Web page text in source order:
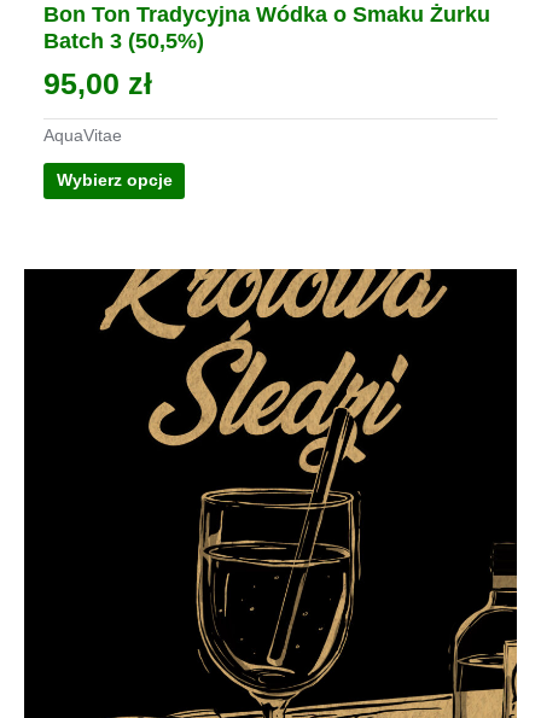
Bon Ton Tradycyjna Wódka o Smaku Żurku
Batch 3 (50,5%)
95,00 zł
AquaVitae
Wybierz opcje
Ten
wariantów.
Opcje
można
wybrać
na
stronie
produktu